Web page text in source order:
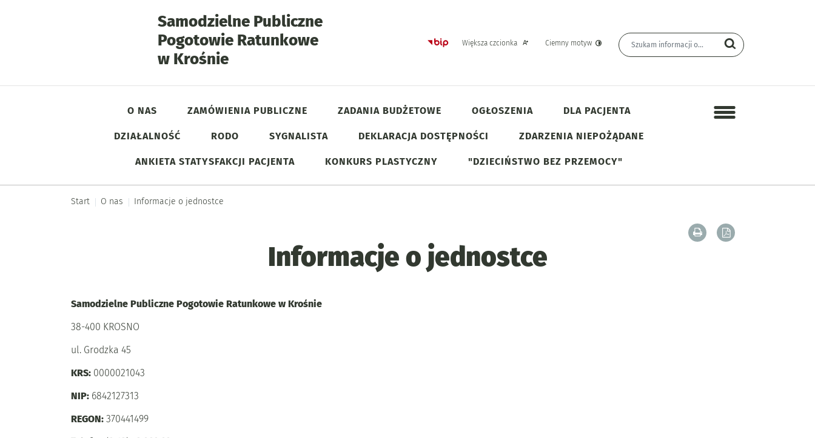
Samodzielne Publiczne
Pogotowie Ratunkowe
w Krośnie- Informacje o jednostce
Strona główna - Biuletyn Informacji Publicznej
Większa czcionka Ciemny motyw Wyszukiwarka
Wyszukiwana fraza Szukaj
Menu główne
O NAS ZAMÓWIENIA PUBLICZNE ZADANIA BUDŻETOWE OGŁOSZENIA DLA PACJENTA
DZIAŁALNOŚĆ RODO SYGNALISTA DEKLARACJA DOSTĘPNOŚCI ZDARZENIA NIEPOŻĄDANE
ANKIETA STATYSFAKCJI PACJENTA KONKURS PLASTYCZNY "DZIECIŃSTWO BEZ PRZEMOCY"
Menu dodatkowe
Start O nas Informacje o jednostce
Informacje o jednostce
Drukuj zawartość
Zapisz tekst
Samodzielne Publiczne Pogotowie Ratunkowe w Krośnie
38-400 KROSNO
ul. Grodzka 45
KRS: 0000021043
NIP: 6842127313
REGON: 370441499